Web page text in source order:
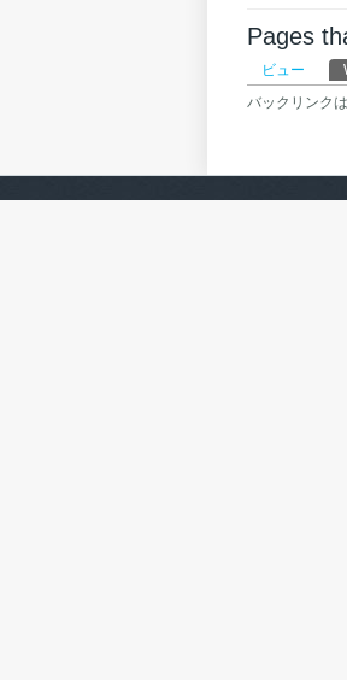
Pages
プライ
ビュー
バックリンク